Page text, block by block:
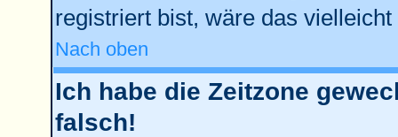
registriert bist, wäre das
Nach oben
Ich habe die Zeitzone
falsch!